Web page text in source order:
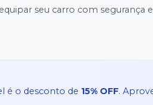
seu carro com segurança e
é o desconto de 15% OFF.